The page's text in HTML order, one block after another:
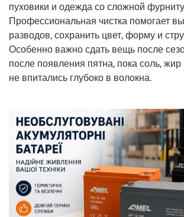
пуховики и одежда со сложной
Профессиональная чистка помогает
разводов, сохранить цвет, форму и
Особенно важно сдать вещь после
после появления пятна, пока соль, жир
не впитались глубоко в волокна.